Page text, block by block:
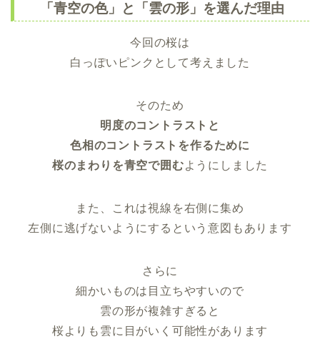
「青空の色」と「雲の形」を選んだ理由
今回の桜は
白っぽいピンクとして考えました
そのため
明度のコントラストと
色相のコントラストを作るために
桜のまわりを青空で囲むようにしました
また、これは視線を右側に集め
左側に逃げないようにするという意図もあります
さらに
細かいものは目立ちやすいので
雲の形が複雑すぎると
桜よりも雲に目がいく可能性があります